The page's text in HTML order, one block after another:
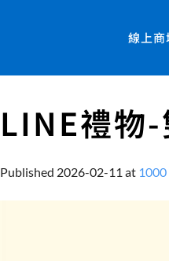
線上商
LINE禮物
Published 2026-02-11 at